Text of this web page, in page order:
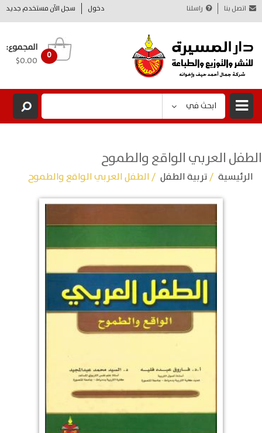
دخول سجل الآن مستخدم جديد اتصل بنا راسلنا
0
المجموع:
$0.00
ابحث في
الطفل العربي الواقع والطموح
الرئيسية /تربية الطفل / الطفل العربي الواقع والطموح